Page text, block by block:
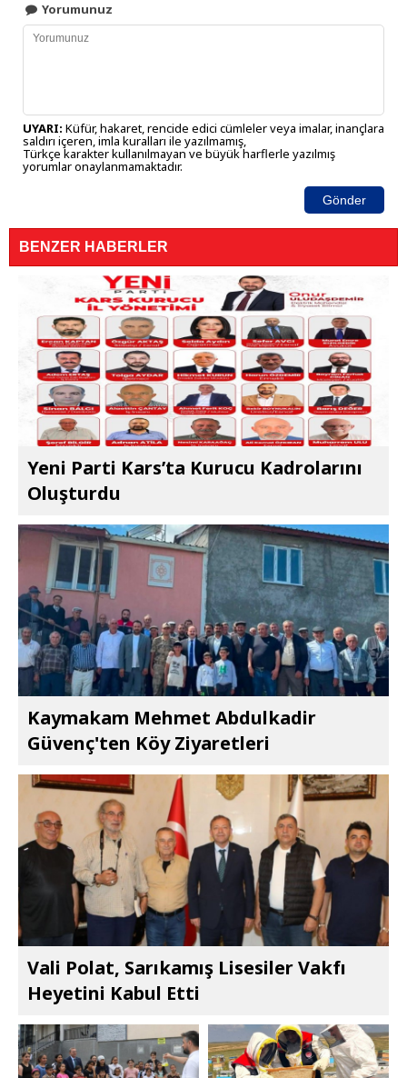
Yorumunuz
UYARI: Küfür, hakaret, rencide edici cümleler veya imalar, inançlara
saldırı içeren, imla kuralları ile yazılmamış,
Türkçe karakter kullanılmayan ve büyük harflerle yazılmış
yorumlar onaylanmamaktadır.
Gönder
BENZER HABERLER
Yeni Parti Kars’ta Kurucu Kadrolarını
Oluşturdu
Kaymakam Mehmet Abdulkadir
Güvenç'ten Köy Ziyaretleri
Vali Polat, Sarıkamış Lisesiler Vakfı
Heyetini Kabul Etti